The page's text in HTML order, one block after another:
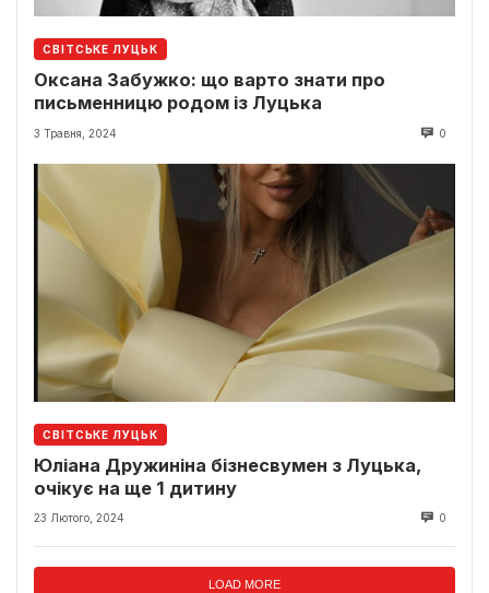
СВІТСЬКЕ ЛУЦЬК
Оксана Забужко: що варто знати про
письменницю родом із Луцька
3 Травня, 2024 0
СВІТСЬКЕ ЛУЦЬК
Юліана Дружиніна бізнесвумен з Луцька,
очікує на ще 1 дитину
23 Лютого, 2024 0
LOAD MORE